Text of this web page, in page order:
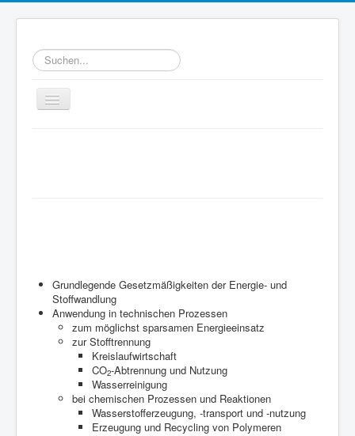
Suchen...
Toggle
Navigation
Kontakt
Grundlegende Gesetzmäßigkeiten der Energie- und
Stoffwandlung
Anwendung in technischen Prozessen
zum möglichst sparsamen Energieeinsatz
zur Stofftrennung
Kreislaufwirtschaft
CO2-Abtrennung und Nutzung
Wasserreinigung
bei chemischen Prozessen und Reaktionen
Wasserstofferzeugung, -transport und -nutzung
Erzeugung und Recycling von Polymeren